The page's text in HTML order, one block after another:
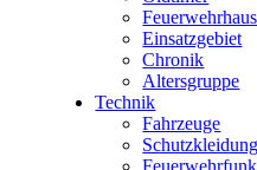
Feuerwehrhaus
Einsatzgebiet
Chronik
Altersgruppe
Technik
Fahrzeuge
Schutzkleidung
Feuerwehrfunk